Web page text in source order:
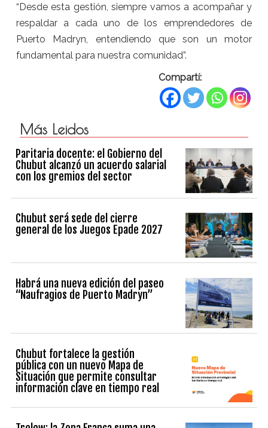
“Desde esta gestión, siempre vamos a acompañar y
respaldar a cada uno de los emprendedores de
Puerto Madryn, entendiendo que son un motor
fundamental para nuestra comunidad”.
Compartí:
Más Leidos
Paritaria docente: el Gobierno del
Chubut alcanzó un acuerdo salarial
con los gremios del sector
Chubut será sede del cierre
general de los Juegos Epade 2027
Habrá una nueva edición del paseo
“Naufragios de Puerto Madryn”
Chubut fortalece la gestión
pública con un nuevo Mapa de
Situación que permite consultar
información clave en tiempo real